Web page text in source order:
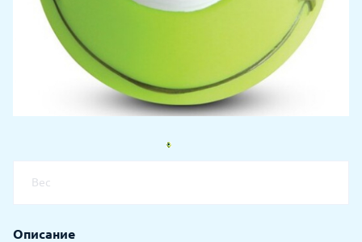
Вес
Описание